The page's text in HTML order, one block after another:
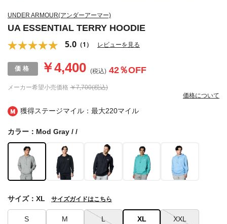
獲得ステージマイル：最大220マイル
UNDER ARMOUR(アンダーアーマー)
UA ESSENTIAL TERRY HOODIE
5.0 （1） レビューを見る
メーカー希望小売価格 ￥7,700(税込)
￥4,400 (税込) 42％OFF
価格について
カラー：Mod Gray / /
S M L XL XXL
サイズ：XL サイズガイドはこちら